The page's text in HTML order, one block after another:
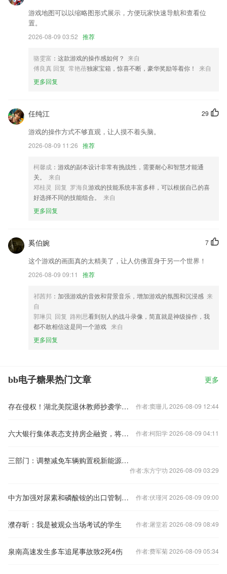
首页搜索增加历史记录
首页动态支持查看节日预告
订单详情中可查看已生效合同，并支持微信发送给客户；
新增会员体系，让流量更倾向于可以提供优质服务的经纪人
优化播放功能
进行打分评论，说出您的使用经历，以帮助我们更好的对产品进行优化修
改。
游戏地图可以以缩略图形式展示，方便玩家快速导航和查看位
置。
2026-08-09 03:52 推荐
骆雯富 ：这款游戏的操作感如何？ 来自
傅良真 回复 常艳蓓独家宝箱，惊喜不断，豪华奖励等着你！
来自
更多回复
29
任纯江
游戏的操作方式不够直观，让人摸不着头脑。
2026-08-09 11:26 推荐
柯馨成 ：游戏的副本设计非常有挑战性，需要耐心和智慧才能通
关。
来自
邓桂灵 回复 罗海良游戏的技能系统丰富多样，可以根据自己的喜
好选择不同的技能组合。
来自
更多回复
7
奚伯婉
这个游戏的画面真的太精美了，让人仿佛置身于另一个世界！
2026-08-09 09:11 推荐
祁茜邦 ：加强游戏的音效和背景音乐，增加游戏的氛围和沉浸感 来
自
郭琳贝 回复 路刚思看到别人的战斗录像，简直就是神级操作，我
都不敢相信这是同一个游戏 来自
更多回复
bb电子糖果热门文章 更多
存在侵权！湖北美院退休教师抄袭学生作品被判赔偿10万元 作者:窦珊儿 2026-08-09 12:44
六大银行集体表态支持房企融资，将如何影响楼市？ 作者:柯阳学 2026-08-09 04:11
三部门：调整减免车辆购置税新能源汽车产品技术要求
作者:东方宁功 2026-08-09 03:29
中方加强对尿素和磷酸铵的出口管制？外交部回应 作者:伏瑾河 2026-08-09 09:00
濮存昕：我是被观众当场考试的学生 作者:屠堂若 2026-08-09 08:49
泉南高速发生多车追尾事故致2死4伤 作者:费军菊 2026-08-09 05:34